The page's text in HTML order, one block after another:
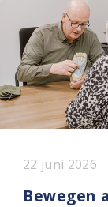
22 juni 2026
Bewegen